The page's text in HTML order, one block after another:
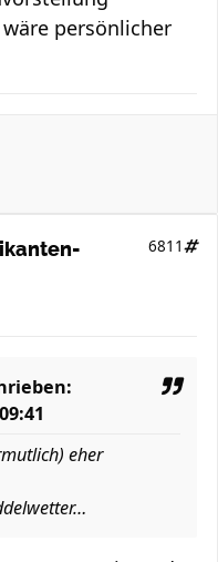
persönlicher
6811
eher